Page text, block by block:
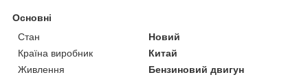
Основні
Стан
Новий
Країна виробник
Китай
Живлення
Бензиновий двигун